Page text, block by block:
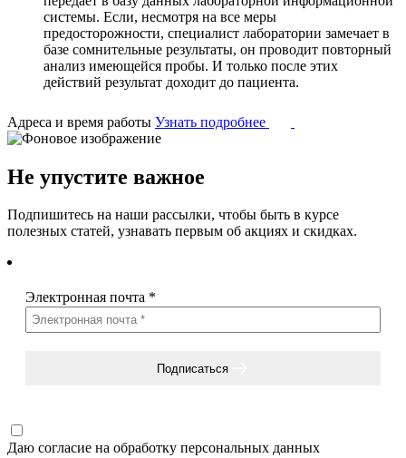
системы. Если, несмотря на все меры
предосторожности, специалист лаборатории замечает в
базе сомнительные результаты, он проводит повторный
анализ имеющейся пробы. И только после этих
действий результат доходит до пациента.
Адреса и время работы Узнать подробнее
Не упустите важное
Подпишитесь на наши рассылки, чтобы быть в курсе
полезных статей, узнавать первым об акциях и скидках.
Электронная почта *
Подписаться
Даю согласие на обработку персональных данных